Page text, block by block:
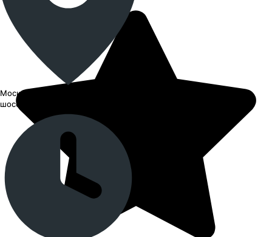
Москва, СВАО, Ярославское
шоссе, 27